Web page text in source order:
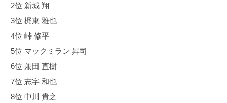
2位 新城 翔
3位 梶東 雅也
4位 峠 修平
5位 マックミラン 昇司
6位 兼田 直樹
7位 志字 和也
8位 中川 貴之